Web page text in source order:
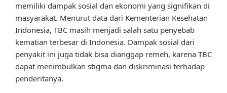
memiliki dampak sosial dan ekonomi yang signifikan di
masyarakat. Menurut data dari Kementerian Kesehatan
Indonesia, TBC masih menjadi salah satu penyebab
kematian terbesar di Indonesia. Dampak sosial dari
penyakit ini juga tidak bisa dianggap remeh, karena TBC
dapat menimbulkan stigma dan diskriminasi terhadap
penderitanya.